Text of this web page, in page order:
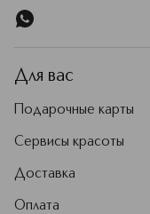
Для вас
Подарочные карты
Сервисы красоты
Доставка
Оплата